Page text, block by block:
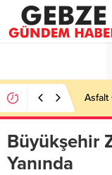
Büyükşehir
Yanında